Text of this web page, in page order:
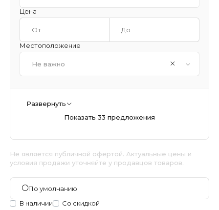
Цена
Местоположение
Не важно
Развернуть
Показать 33 предложения
Не является публичной офертой. Актуальные цены и
условия продажи уточняйте у продавцов товаров.
По умолчанию
В наличии
Со скидкой